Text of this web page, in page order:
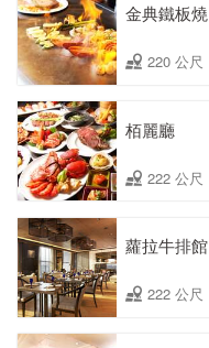
金典鐵板燒
220 公尺
栢麗廳
222 公尺
蘿拉牛排館
222 公尺